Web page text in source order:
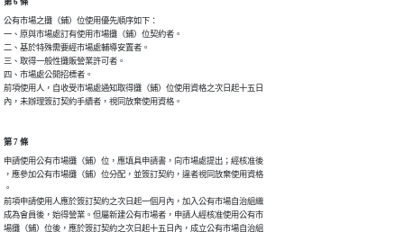
第 6 條
公有市場之攤（鋪）位使用優先順序如下：
一、原與市場處訂有使用市場攤（鋪）位契約者。
二、基於特殊需要經市場處輔導安置者。
三、取得一般性攤販營業許可者。
四、市場處公開招標者。
前項使用人，自收受市場處通知取得攤（鋪）位使用資格之次日起十五日
內，未辦理簽訂契約手續者，視同放棄使用資格。
第 7 條
申請使用公有市場攤（鋪）位，應填具申請書，向市場處提出；經核准後
，應參加公有市場攤（鋪）位分配，並簽訂契約，違者視同放棄使用資格
。
前項申請使用人應於簽訂契約之次日起一個月內，加入公有市場自治組織
成為會員後，始得營業。但屬新建公有市場者，申請人經核准使用公有市
場攤（鋪）位後，應於簽訂契約之次日起十五日內，成立公有市場自治組